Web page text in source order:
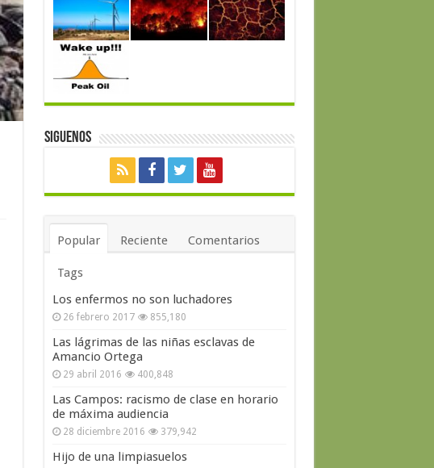
Siguenos
Popular Reciente Comentarios
Tags
Los enfermos no son luchadores
26 febrero 2017 855,180
Las lágrimas de las niñas esclavas de
Amancio Ortega
29 abril 2016 400,848
Las Campos: racismo de clase en horario
de máxima audiencia
28 diciembre 2016 379,942
Hijo de una limpiasuelos